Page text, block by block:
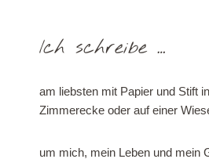
Ich schreibe …
am liebsten mit Papier und Stift
Zimmerecke oder auf einer
um mich, mein Leben und mein